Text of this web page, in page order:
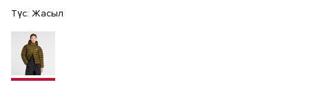
Түс: Жасыл